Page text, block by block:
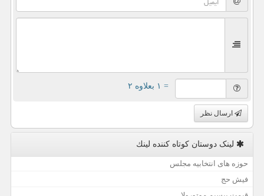
= ۱ بعلاوه ۲
ارسال نظر
لینک دوستان كوتاه كننده لینك
حوزه های انتخابیه مجلس
فیش حج